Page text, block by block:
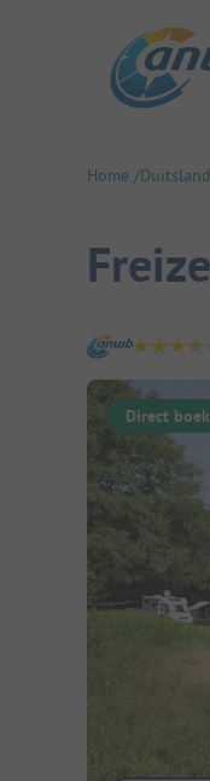
Home Duitsland
Direct